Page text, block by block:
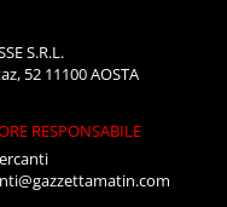
S.R.L.
52 11100 AOSTA
RESPONSABILE